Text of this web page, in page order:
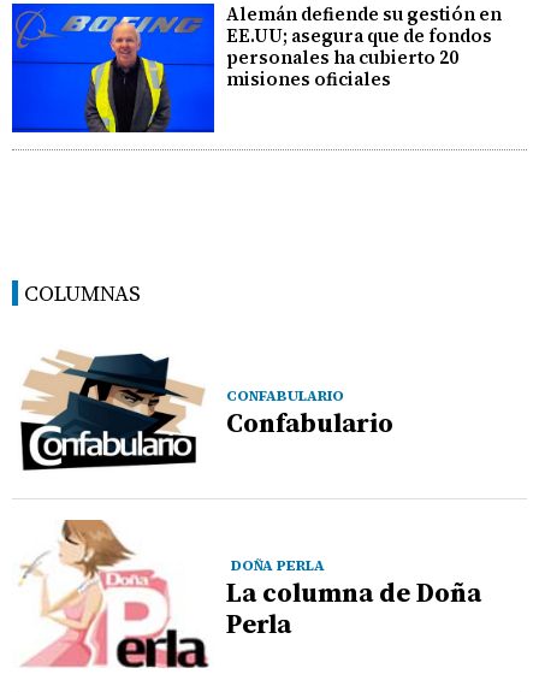
Alemán defiende su gestión en
EE.UU; asegura que de fondos
personales ha cubierto 20
misiones oficiales
COLUMNAS
CONFABULARIO
Confabulario
DOÑA PERLA
La columna de Doña
Perla